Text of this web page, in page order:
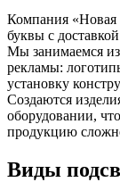
Компания «Новая
буквы с
Мы занимаемся
рекламы:
установку
Создаются
оборудовании,
продукцию
Виды